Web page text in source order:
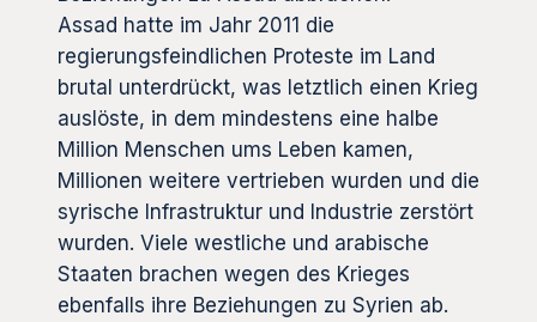
Assad hatte im Jahr 2011 die
regierungsfeindlichen Proteste im Land
brutal unterdrückt, was letztlich einen Krieg
auslöste, in dem mindestens eine halbe
Million Menschen ums Leben kamen,
Millionen weitere vertrieben wurden und die
syrische Infrastruktur und Industrie zerstört
wurden. Viele westliche und arabische
Staaten brachen wegen des Krieges
ebenfalls ihre Beziehungen zu Syrien ab.